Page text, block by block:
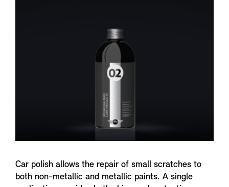
Car polish allows the repair of small scratches to
both non-metallic and metallic paints. A single